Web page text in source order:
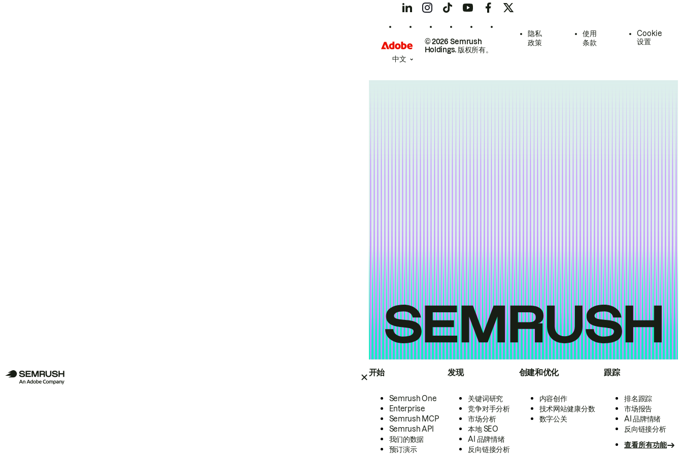
开始
Semrush One
Enterprise
Semrush MCP
Semrush API
我们的数据
预订演示
发现
关键词研究
竞争对手分析
市场分析
本地 SEO
AI 品牌情绪
反向链接分析
创建和优化
内容创作
技术网站健康分数
数字公关
跟踪
排名跟踪
市场报告
AI 品牌情绪
反向链接分析
查看所有功能
© 2026 Semrush
Holdings. 版权所有。
隐私
政策
使用
条款
Cookie
设置
中文